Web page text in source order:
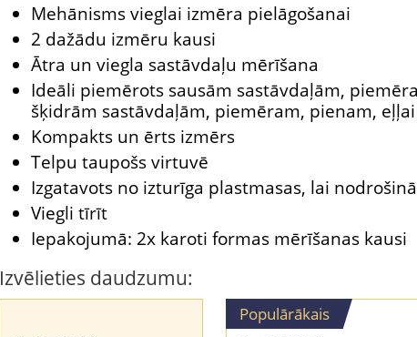
Izvēlieties daudzumu:
Populārākais
Mehānisms vieglai izmēra pielāgošanai
2 dažādu izmēru kausi
Ātra un viegla sastāvdaļu mērīšana
Ideāli piemērots sausām sastāvdaļām,
šķidrām sastāvdaļām, piemēram, pienam,
Kompakts un ērts izmērs
Telpu taupošs virtuvē
Izgatavots no izturīga plastmasas, lai
Viegli tīrīt
Iepakojumā: 2x karoti formas mērīšanas kausi